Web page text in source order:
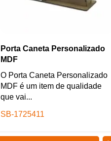
Porta Caneta Personalizado
MDF
O Porta Caneta Personalizado
MDF é um item de qualidade
que vai...
SB-1725411